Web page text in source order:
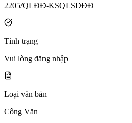
2205/QLĐĐ-KSQLSDĐĐ
Tình trạng
Vui lòng đăng nhập
Loại văn bản
Công Văn